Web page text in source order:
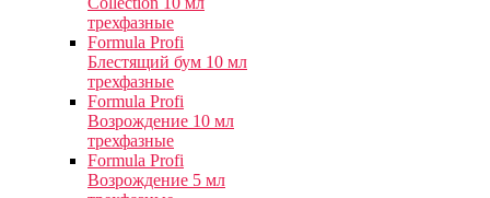
трехфазные
Formula Profi
Блестящий бум 10 мл
трехфазные
Formula Profi
Возрождение 10 мл
трехфазные
Formula Profi
Возрождение 5 мл